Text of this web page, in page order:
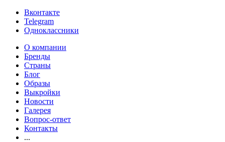
Вконтакте
Telegram
Одноклассники
О компании
Бренды
Страны
Блог
Образы
Выкройки
Новости
Галерея
Вопрос-ответ
Контакты
...